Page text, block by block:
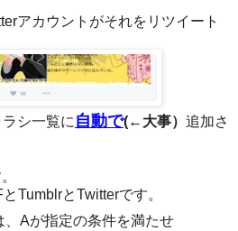
アカウントがそれをリツイート
シ一覧に 自動で(←大事） 追加さ
TumblrとTwitterです。
、Aが指定の条件を満たせ